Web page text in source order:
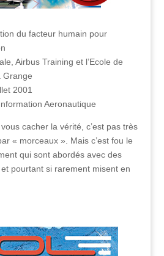
du facteur humain pour
Airbus Training et l’Ecole de
Grange
2001
Aeronautique
cacher la vérité, c’est pas très
« morceaux ». Mais c’est fou le
qui sont abordés avec des
pourtant si rarement misent en